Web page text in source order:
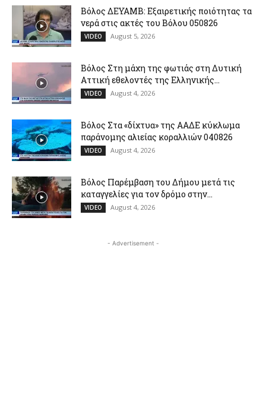
Βόλος ΔΕΥΑΜΒ: Εξαιρετικής ποιότητας τα
νερά στις ακτές του Βόλου 050826
VIDEO August 5, 2026
Βόλος Στη μάχη της φωτιάς στη Δυτική
Αττική εθελοντές της Ελληνικής...
VIDEO August 4, 2026
Βόλος Στα «δίχτυα» της ΑΑΔΕ κύκλωμα
παράνομης αλιείας κοραλλιών 040826
VIDEO August 4, 2026
Βόλος Παρέμβαση του Δήμου μετά τις
καταγγελίες για τον δρόμο στην...
VIDEO August 4, 2026
- Advertisement -